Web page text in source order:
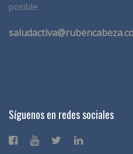
posible.
Síguenos en redes sociales